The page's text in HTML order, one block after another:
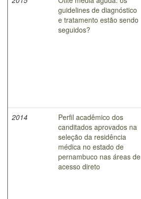
guidelines de diagnóstico
e tratamento estão sendo
seguidos?
2014
Perfil acadêmico dos
canditados aprovados na
seleção da residência
médica no estado de
pernambuco nas áreas de
acesso direto